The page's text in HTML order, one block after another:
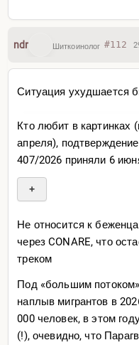
ndr Шиткоинолог #112
Ситуация ухудшается
Кто любит в картинках
апреля),
407/2026 приняли 6
+
Не относится к
через CONARE, что
треком
Под «большим
наплыв мигрантов в
000 человек, в этом
(!), очевидно, что